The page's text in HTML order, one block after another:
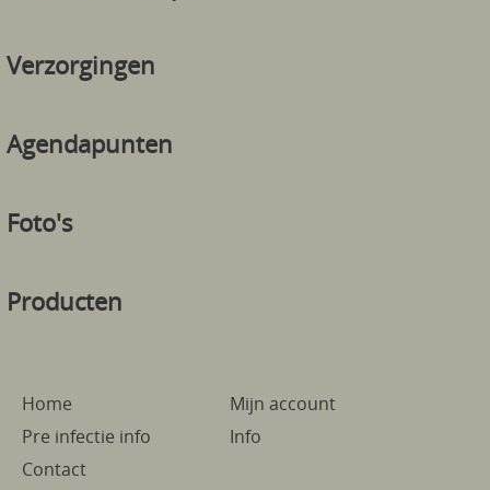
Verzorgingen
Agendapunten
Foto's
Producten
Home
Mijn account
Pre infectie info
Info
Contact